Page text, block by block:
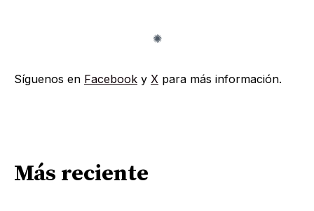
Síguenos en Facebook y X para más información.
Más reciente